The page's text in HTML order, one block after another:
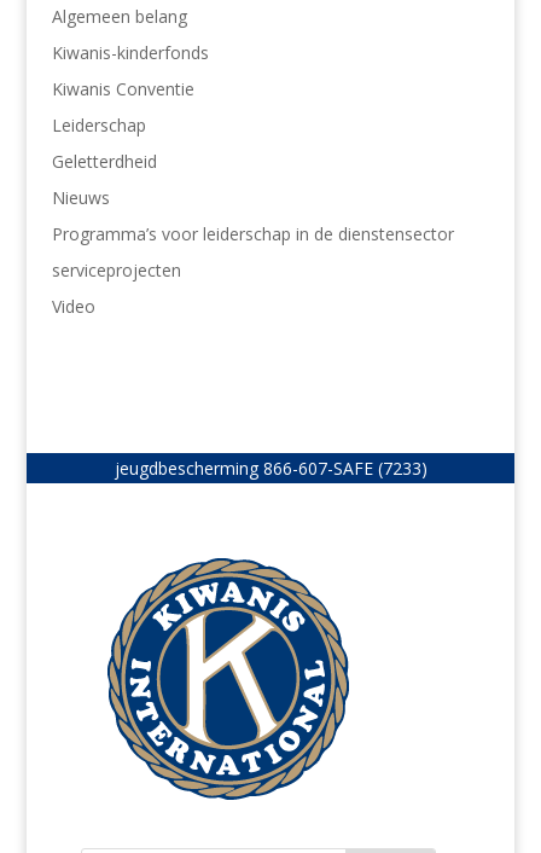
Algemeen belang
Kiwanis-kinderfonds
Kiwanis Conventie
Leiderschap
Geletterdheid
Nieuws
Programma’s voor leiderschap in de dienstensector
serviceprojecten
Video
jeugdbescherming 866-607-SAFE (7233)